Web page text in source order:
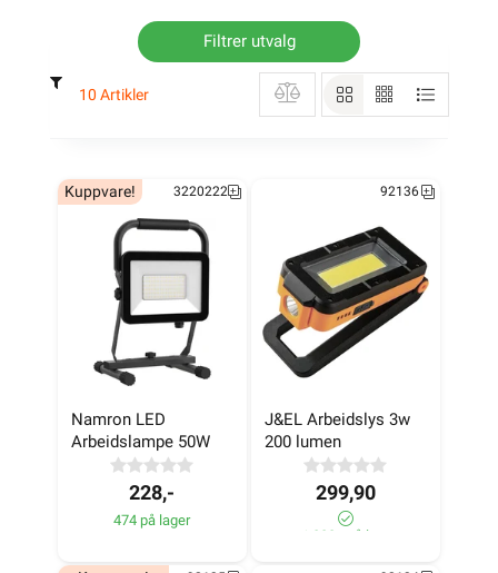
Filtrer utvalg
10 Artikler
Namron LED
Arbeidslampe 50W
Kuppvare! 3220222
228,-
474 på lager
J&EL Arbeidslys 3w
200 lumen
92136
299,90
>1 000+ på lager